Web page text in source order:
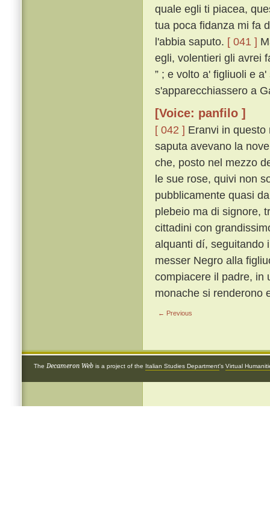
quale egli ti piacea,
tua poca fidanza mi fa
l'abbia saputo. [ 041 ]
egli, volentieri gli avrei
” ; e volto a' figliuoli e
s'apparecchiassero a
[Voice: panfilo ]
[ 042 ] Eranvi in
saputa avevano la
che, posto nel mezzo
le sue rose, quivi non
pubblicamente quasi
plebeio ma di signore,
cittadini con
alquanti dí, seguitando
messer Negro alla
compiacere il padre, in
monache si renderono
← Previous
The Decameron Web is a project of the Italian Studies Department's Virtual